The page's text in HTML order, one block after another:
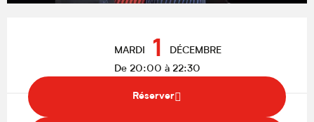
MARDI 1 DÉCEMBRE
De 20:00 à 22:30
Réserver